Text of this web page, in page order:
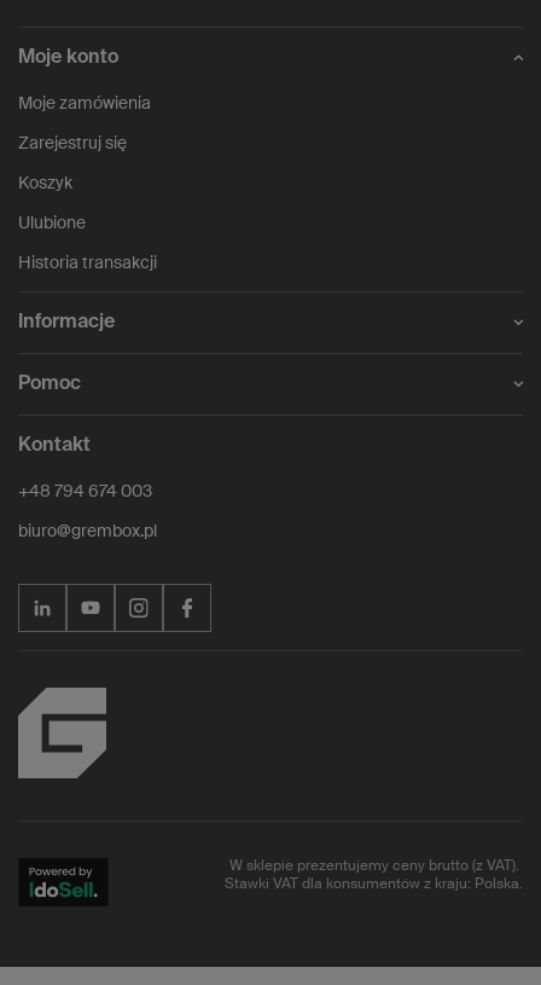
Moje konto
Moje zamówienia
Zarejestruj się
Koszyk
Ulubione
Historia transakcji
Informacje
Pomoc
Kontakt
+48 794 674 003
biuro@grembox.pl
W sklepie prezentujemy ceny brutto (z VAT).
Stawki VAT dla konsumentów z kraju: Polska.